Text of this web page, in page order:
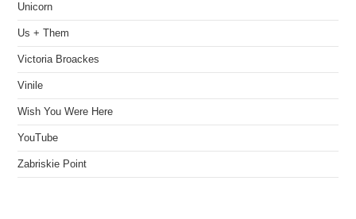
Unicorn
Us + Them
Victoria Broackes
Vinile
Wish You Were Here
YouTube
Zabriskie Point